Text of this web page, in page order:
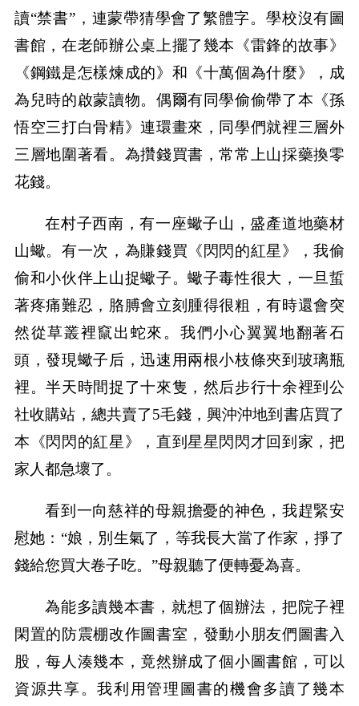
讀“禁書”，連蒙帶猜學會了繁體字。學校沒有圖
書館，在老師辦公桌上擺了幾本《雷鋒的故事》
《鋼鐵是怎樣煉成的》和《十萬個為什麼》，成
為兒時的啟蒙讀物。偶爾有同學偷偷帶了本《孫
悟空三打白骨精》連環畫來，同學們就裡三層外
三層地圍著看。為攢錢買書，常常上山採藥換零
花錢。
在村子西南，有一座蠍子山，盛產道地藥材
山蠍。有一次，為賺錢買《閃閃的紅星》，我偷
偷和小伙伴上山捉蠍子。蠍子毒性很大，一旦蜇
著疼痛難忍，胳膊會立刻腫得很粗，有時還會突
然從草叢裡竄出蛇來。我們小心翼翼地翻著石
頭，發現蠍子后，迅速用兩根小枝條夾到玻璃瓶
裡。半天時間捉了十來隻，然后步行十余裡到公
社收購站，總共賣了5毛錢，興沖沖地到書店買了
本《閃閃的紅星》，直到星星閃閃才回到家，把
家人都急壞了。
看到一向慈祥的母親擔憂的神色，我趕緊安
慰她：“娘，別生氣了，等我長大當了作家，掙了
錢給您買大卷子吃。”母親聽了便轉憂為喜。
為能多讀幾本書，就想了個辦法，把院子裡
閑置的防震棚改作圖書室，發動小朋友們圖書入
股，每人湊幾本，竟然辦成了個小圖書館，可以
資源共享。我利用管理圖書的機會多讀了幾本